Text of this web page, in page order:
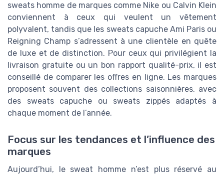
sweats homme de marques comme Nike ou Calvin Klein
conviennent à ceux qui veulent un vêtement
polyvalent, tandis que les sweats capuche Ami Paris ou
Reigning Champ s’adressent à une clientèle en quête
de luxe et de distinction. Pour ceux qui privilégient la
livraison gratuite ou un bon rapport qualité-prix, il est
conseillé de comparer les offres en ligne. Les marques
proposent souvent des collections saisonnières, avec
des sweats capuche ou sweats zippés adaptés à
chaque moment de l’année.
Focus sur les tendances et l’influence des
marques
Aujourd’hui, le sweat homme n’est plus réservé au